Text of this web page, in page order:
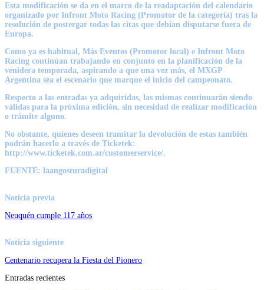
Esta modificación se da en el marco de la readaptación del calendario
organizado por Infront Moto Racing (Promotor de la categoría) tras la
resolución de postergar todas las citas que debían disputarse fuera de
Europa.
Como ya es habitual, Más Eventos (Promotor local) e Infront Moto
Racing continúan trabajando en conjunto en la planificación de la
venidera temporada, aspirando a que una vez más, el MXGP
Argentina sea el escenario que marque el inicio del campeonato.
Respecto a las entradas ya adquiridas, las mismas continuarán siendo
válidas para la próxima edición, sin necesidad de realizar modificación
o trámite alguno.
No obstante, quienes deseen tramitar la devolución de estas también
podrán hacerlo a través de Ticketek:
http://www.ticketek.com.ar/customerservice/.
FUENTE: laangosturadigital
Noticia previa
Neuquén cumple 117 años
Noticia siguiente
Centenario recupera la Fiesta del Pionero
Entradas recientes